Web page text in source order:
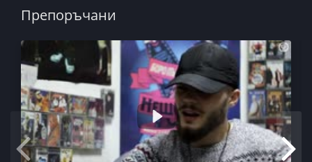
на пеене при майката на Криско 2 години"!
Препоръчани